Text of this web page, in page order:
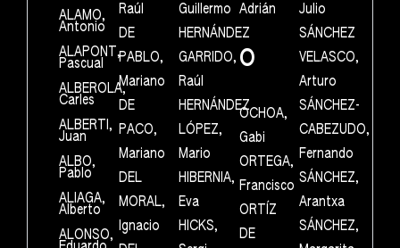
ALAMO,
Antonio
ALAPONT,
Pascual
ALBEROLA,
Carles
ALBERTI,
Juan
ALBO,
Pablo
ALIAGA,
Alberto
ALONSO,
Raúl
DE
PABLO,
Mariano
DE
PACO,
Mariano
DEL
MORAL,
Ignacio
Guillermo
HERNÁNDEZ
GARRIDO,
Raúl
HERNÁNDEZ
LÓPEZ,
Mario
HIBERNIA,
Eva
HICKS,
Adrián
O
OCHOA,
Gabi
ORTEGA,
Francisco
ORTÍZ
DE
Julio
SÁNCHEZ
VELASCO,
Arturo
SÁNCHEZ-
CABEZUDO,
Fernando
SÁNCHEZ,
Arantxa
SÁNCHEZ,